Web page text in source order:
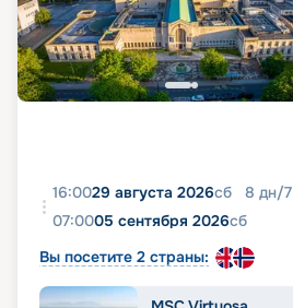
16:0029 августа 2026сб 8 дн/7
07:0005 сентября 2026сб
Вы посетите 2 страны: